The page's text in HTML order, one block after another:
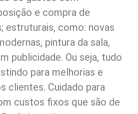
e compra de
estruturais, como: novas
pintura da sala,
publicidade. Ou seja, tudo
para melhorias e
clientes. Cuidado para
custos fixos que são de